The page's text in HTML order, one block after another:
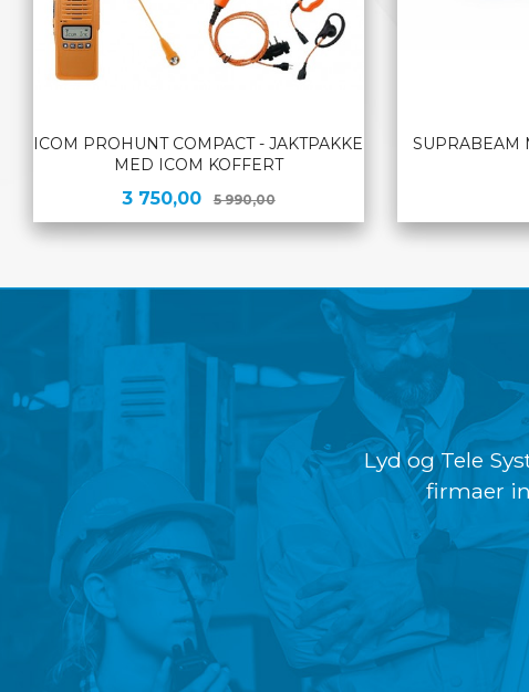
ICOM PROHUNT COMPACT - JAKTPAKKE
MED ICOM KOFFERT
Tilbud
3 750,00 5 990,00Rabatt
SUPRABEAM
Lyd og Tele
firmaer